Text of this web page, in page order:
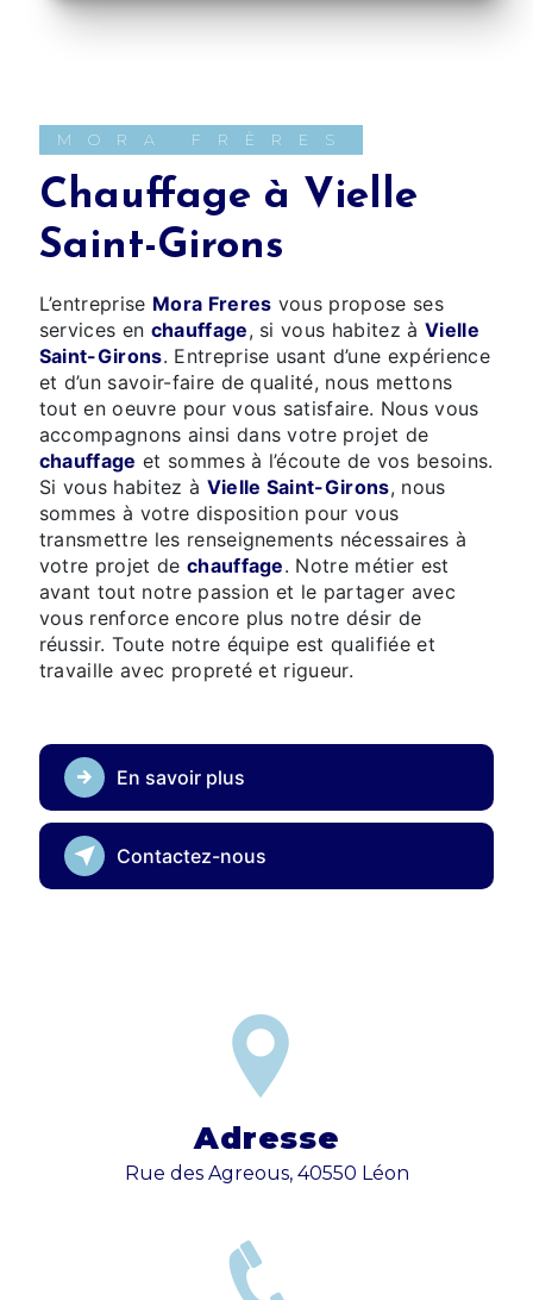
MORA FRÈRES
chauffage à Vielle
Saint-Girons
L’entreprise Mora Freres vous propose ses
services en chauffage, si vous habitez à Vielle
Saint-Girons. Entreprise usant d’une expérience
et d’un savoir-faire de qualité, nous mettons
tout en oeuvre pour vous satisfaire. Nous vous
accompagnons ainsi dans votre projet de
chauffage et sommes à l’écoute de vos besoins.
Si vous habitez à Vielle Saint-Girons, nous
sommes à votre disposition pour vous
transmettre les renseignements nécessaires à
votre projet de chauffage. Notre métier est
avant tout notre passion et le partager avec
vous renforce encore plus notre désir de
réussir. Toute notre équipe est qualifiée et
travaille avec propreté et rigueur.
En savoir plus
Contactez-nous
Adresse
Rue des Agreous, 40550 Léon